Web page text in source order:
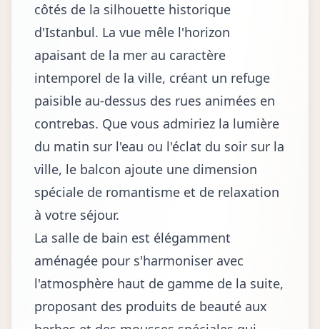
côtés de la silhouette historique
d'Istanbul. La vue mêle l'horizon
apaisant de la mer au caractère
intemporel de la ville, créant un refuge
paisible au-dessus des rues animées en
contrebas. Que vous admiriez la lumière
du matin sur l'eau ou l'éclat du soir sur la
ville, le balcon ajoute une dimension
spéciale de romantisme et de relaxation
à votre séjour.
La salle de bain est élégamment
aménagée pour s'harmoniser avec
l'atmosphère haut de gamme de la suite,
proposant des produits de beauté aux